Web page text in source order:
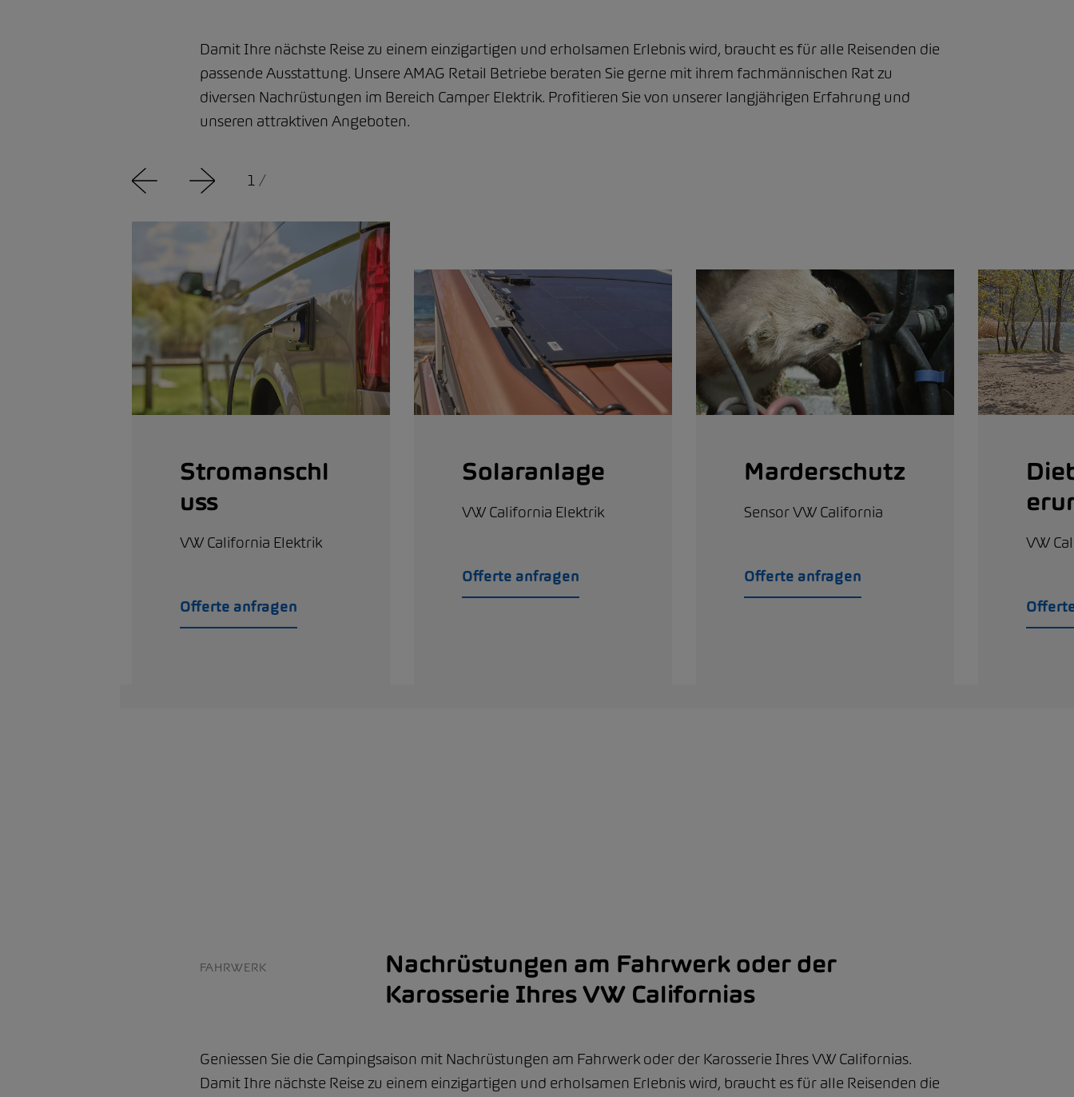
Damit Ihre nächste Reise zu einem einzigartigen und erholsamen Erlebnis wird, braucht es für alle Reisenden die
passende Ausstattung. Unsere AMAG Retail Betriebe beraten Sie gerne mit ihrem fachmännischen Rat zu
diversen Nachrüstungen im Bereich Camper Elektrik. Profitieren Sie von unserer langjährigen Erfahrung und
unseren attraktiven Angeboten.
1 /
Stromanschl
uss
VW California Elektrik
Offerte anfragen
Solaranlage
VW California Elektrik
Offerte anfragen
Marderschutz
Sensor VW California
Offerte anfragen
VW
FAHRWERK
Nachrüstungen am Fahrwerk oder der
Karosserie Ihres VW Californias
Geniessen Sie die Campingsaison mit Nachrüstungen am Fahrwerk oder der Karosserie Ihres VW Californias.
Damit Ihre nächste Reise zu einem einzigartigen und erholsamen Erlebnis wird, braucht es für alle Reisenden die